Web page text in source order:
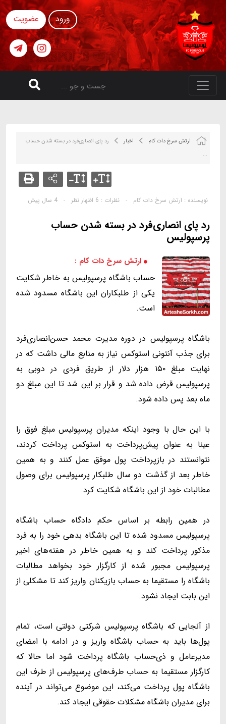
ورود عضویت
ارتش سرخ دات کام اخبار
رد پای انصاری‌فرد در بسته شدن حساب
...
نویسنده : ارتش سرخ دات کام - نظرات : 6 اظهار نظر - 4 سال پیش
رد پای انصاری‌فرد در بسته شدن حساب
پرسپولیس
ارتش سرخ دات کام :
حساب باشگاه پرسپولیس به خاطر شکایت
یکی از طلبکاران این باشگاه مسدود شده
است.
باشگاه پرسپولیس در دوره مدیرت محمد حسن‌انصاری‌فرد
برای جذب آنتونی استوکس نیاز به منابع مالی داشت که در
نهایت مبلغ ۱۵۰ هزار دلار از طریق فردی در دوبی به
پرسپولیس قرض داده شد و قرار بر این شد تا این مبلغ دو
ماه بعد پس داده شود.
با این حال با وجود اینکه مدیران پرسپولیس مبلغ فوق را
عینا به عنوان پیش‌پرداخت به استوکس پرداخت کردند،
نتوانستند در بازپرداخت پول موفق عمل کنند و به همین
خاطر بعد از گذشت دو سال طلبکار پرسپولیس برای وصول
مطالبات خود از این باشگاه شکایت کرد.
در همین رابطه بر اساس حکم دادگاه حساب‌ باشگاه
پرسپولیس مسدود شده تا این باشگاه بدهی خود را به فرد
مذکور پرداخت کند و به همین خاطر در هفته‌های اخیر
پرسپولیس مجبور شده از کارگزار خود بخواهد مطالبات
باشگاه را مستقیما به حساب بازیکنان واریز کند تا مشکلی از
این بابت ایجاد نشود.
از آنجایی که باشگاه پرسپولیس شرکتی دولتی است، تمام
پول‌ها باید به حساب باشگاه واریز و در ادامه با امضای
مدیرعامل و ذی‌حساب باشگاه پرداخت شود اما حالا که
کارگزار مستقیما به حساب طرف‌های پرسپولیس از طرف این
باشگاه پول پرداخت می‌کند، این موضوع می‌تواند در آینده
برای مدیران باشگاه مشکلات حقوقی ایجاد کند.